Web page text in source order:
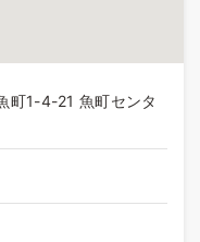
町1-4-21 魚町センタ